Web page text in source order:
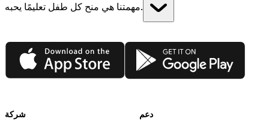
مهمتنا هي منح كل طفل تعليمًا يحبه.
App Store Google Play
شركة دعم